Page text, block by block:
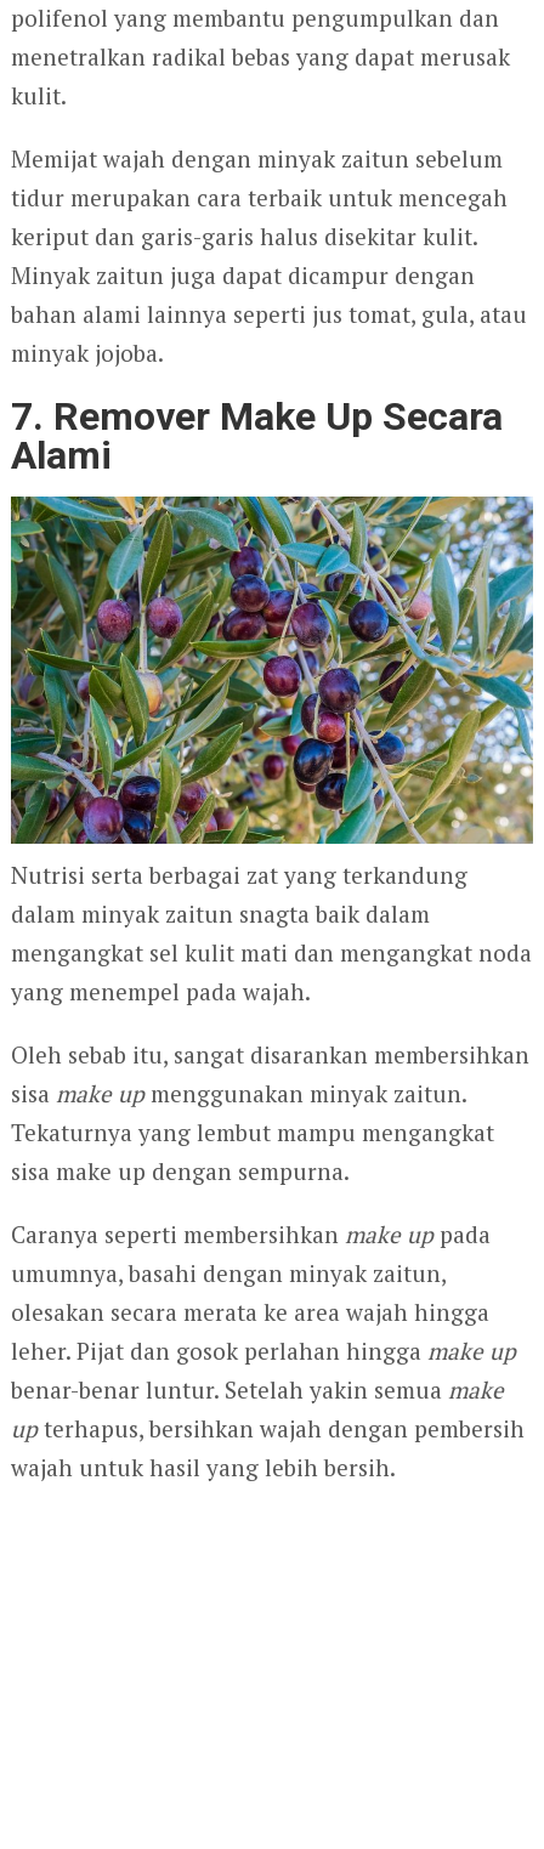
polifenol yang membantu pengumpulkan dan
menetralkan radikal bebas yang dapat merusak
kulit.
Memijat wajah dengan minyak zaitun sebelum
tidur merupakan cara terbaik untuk mencegah
keriput dan garis-garis halus disekitar kulit.
Minyak zaitun juga dapat dicampur dengan
bahan alami lainnya seperti jus tomat, gula, atau
minyak jojoba.
7. Remover Make Up Secara
Alami
Nutrisi serta berbagai zat yang terkandung
dalam minyak zaitun snagta baik dalam
mengangkat sel kulit mati dan mengangkat noda
yang menempel pada wajah.
Oleh sebab itu, sangat disarankan membersihkan
sisa make upmenggunakan minyak zaitun.
Tekaturnya yang lembut mampu mengangkat
sisa make up dengan sempurna.
Caranya seperti membersihkan make uppada
umumnya, basahi dengan minyak zaitun,
olesakan secara merata ke area wajah hingga
leher. Pijat dan gosok perlahan hingga make up
benar-benar luntur. Setelah yakin semua make
upterhapus, bersihkan wajah dengan pembersih
wajah untuk hasil yang lebih bersih.